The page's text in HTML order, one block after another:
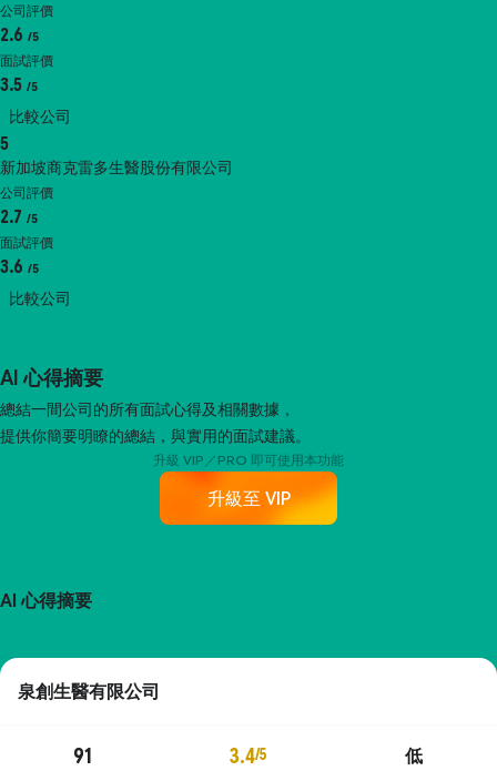
公司評價
2.6 /5
面試評價
3.5 /5
比較公司
5
新加坡商克雷多生醫股份有限公司
公司評價
2.7 /5
面試評價
3.6 /5
比較公司
AI 心得摘要
總結一間公司的所有面試心得及相關數據，
提供你簡要明瞭的總結，與實用的面試建議。
升級 VIP／PRO 即可使用本功能
升級至 VIP
AI 心得摘要
泉創生醫有限公司
91 3.4/5 低